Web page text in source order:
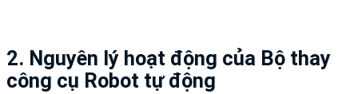
2. Nguyên lý hoạt động của Bộ thay
công cụ Robot tự động